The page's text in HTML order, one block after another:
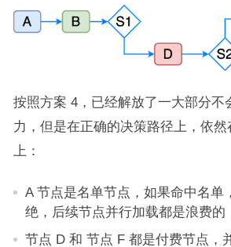
按照方案 4，已经解放了一大部分不
力，但是在正确的决策路径上，依
上：
A 节点是名单节点，如果命中名单
绝，后续节点并行加载都是浪费的
节点 D 和 节点 F 都是付费节点，